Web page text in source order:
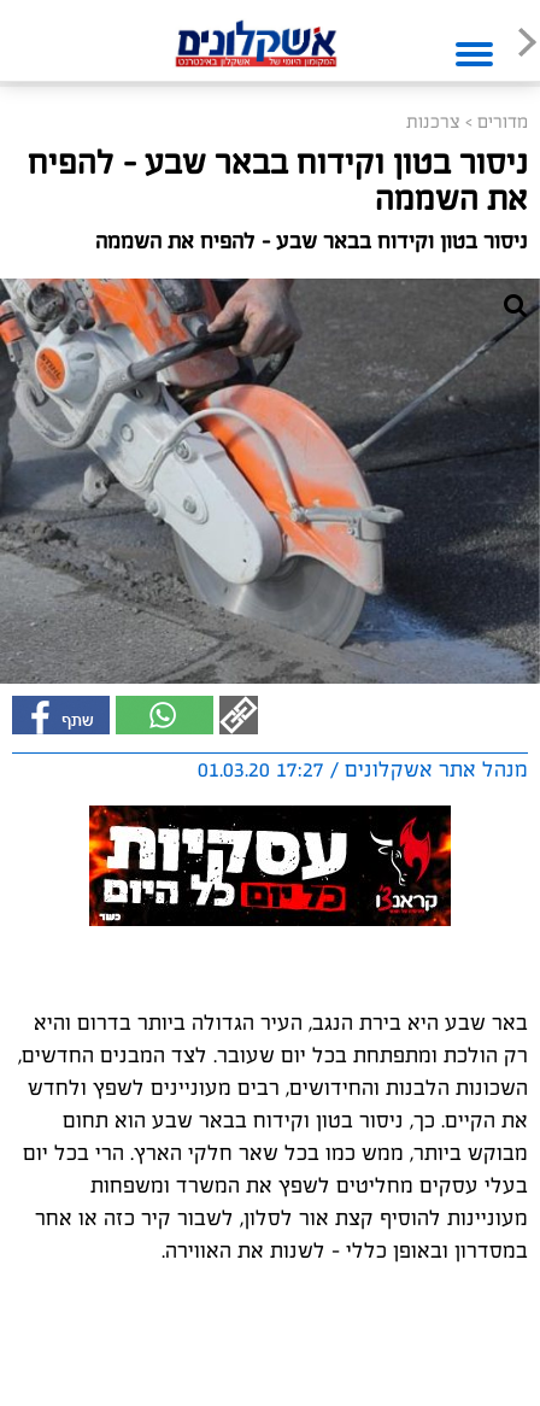
מדורים > צרכנות
ניסור בטון וקידוח בבאר שבע – להפיח
את השממה
ניסור בטון וקידוח בבאר שבע – להפיח את השממה
מנהל אתר אשקלונים / 17:27 01.03.20
באר שבע היא בירת הנגב, העיר הגדולה ביותר בדרום והיא
רק הולכת ומתפתחת בכל יום שעובר. לצד המבנים החדשים,
השכונות הלבנות והחידושים, רבים מעוניינים לשפץ ולחדש
את הקיים. כך, ניסור בטון וקידוח בבאר שבע הוא תחום
מבוקש ביותר, ממש כמו בכל שאר חלקי הארץ. הרי בכל יום
בעלי עסקים מחליטים לשפץ את המשרד ומשפחות
מעוניינות להוסיף קצת אור לסלון, לשבור קיר כזה או אחר
במסדרון ובאופן כללי – לשנות את האווירה.